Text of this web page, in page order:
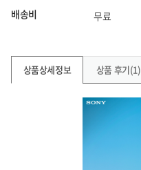
배송비 무료
상품상세정보 상품 후기(1)